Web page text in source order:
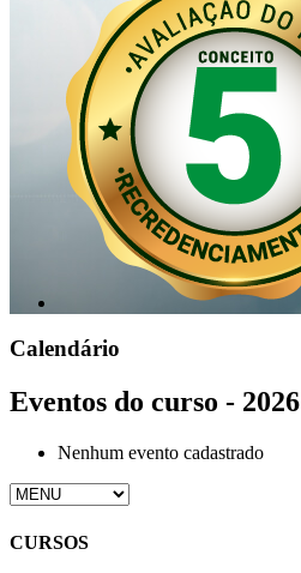
Calendário
Eventos do curso - 2026
Nenhum evento cadastrado
CURSOS